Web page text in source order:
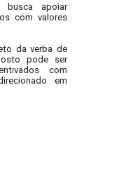
busca apoiar
com valores
da verba de
pode ser
com
em